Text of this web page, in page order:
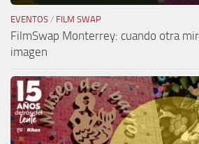
EVENTOS / FILM SWAP
FilmSwap Monterrey: cuando otra
imagen